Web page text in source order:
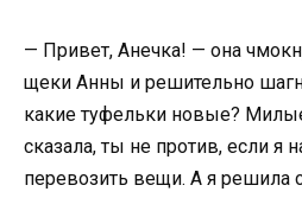
— Привет, Анечка! — она
щеки Анны и решительно
какие туфельки новые?
сказала, ты не против, если я
перевозить вещи. А я решила